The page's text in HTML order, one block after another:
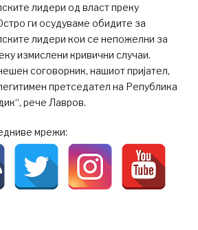
лидери од власт преку
ги осудуваме обидите за
лидери кои се непожелни за
измислени кривични случаи.
соговорник, нашиот пријател,
претседател на Република
рече Лавров.
мрежи: